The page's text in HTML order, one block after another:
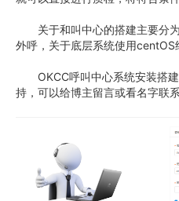
关于和叫中心的搭建主要分
外呼，关于底层系统使用centOS
OKCC呼叫中心系统安装搭建
持，可以给博主留言或看名字联